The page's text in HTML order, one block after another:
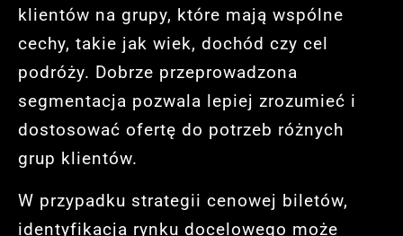
klientów na grupy, które mają wspólne
cechy, takie jak wiek, dochód czy cel
podróży. Dobrze przeprowadzona
segmentacja pozwala lepiej zrozumieć i
dostosować ofertę do potrzeb różnych
grup klientów.
W przypadku strategii cenowej biletów,
identyfikacja rynku docelowego może